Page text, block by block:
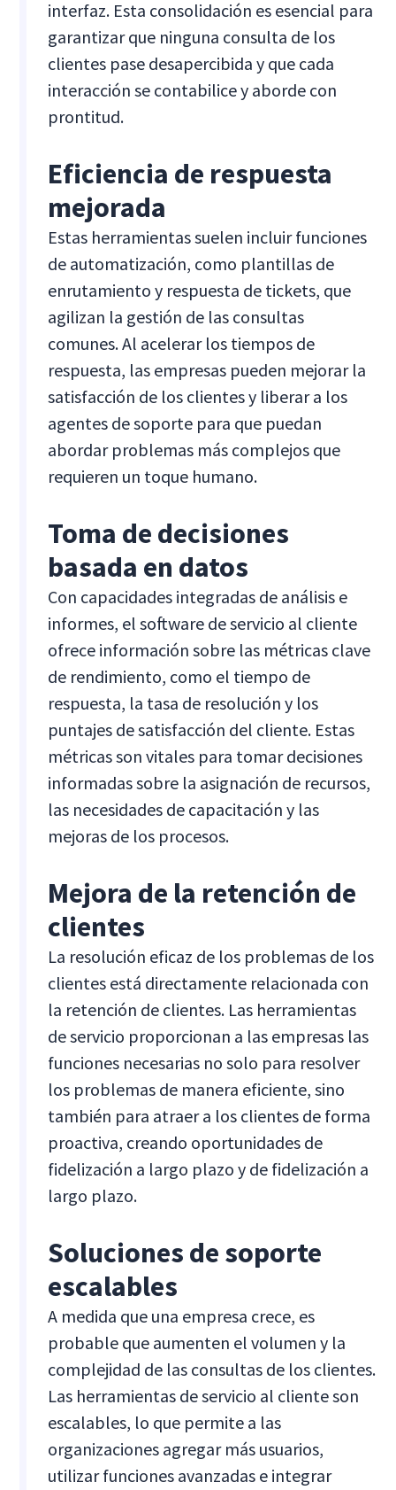
interfaz. Esta consolidación es esencial para
garantizar que ninguna consulta de los
clientes pase desapercibida y que cada
interacción se contabilice y aborde con
prontitud.
Eficiencia de respuesta
mejorada
Estas herramientas suelen incluir funciones
de automatización, como plantillas de
enrutamiento y respuesta de tickets, que
agilizan la gestión de las consultas
comunes. Al acelerar los tiempos de
respuesta, las empresas pueden mejorar la
satisfacción de los clientes y liberar a los
agentes de soporte para que puedan
abordar problemas más complejos que
requieren un toque humano.
Toma de decisiones
basada en datos
Con capacidades integradas de análisis e
informes, el software de servicio al cliente
ofrece información sobre las métricas clave
de rendimiento, como el tiempo de
respuesta, la tasa de resolución y los
puntajes de satisfacción del cliente. Estas
métricas son vitales para tomar decisiones
informadas sobre la asignación de recursos,
las necesidades de capacitación y las
mejoras de los procesos.
Mejora de la retención de
clientes
La resolución eficaz de los problemas de los
clientes está directamente relacionada con
la retención de clientes. Las herramientas
de servicio proporcionan a las empresas las
funciones necesarias no solo para resolver
los problemas de manera eficiente, sino
también para atraer a los clientes de forma
proactiva, creando oportunidades de
fidelización a largo plazo y de fidelización a
largo plazo.
Soluciones de soporte
escalables
A medida que una empresa crece, es
probable que aumenten el volumen y la
complejidad de las consultas de los clientes.
Las herramientas de servicio al cliente son
escalables, lo que permite a las
organizaciones agregar más usuarios,
utilizar funciones avanzadas e integrar